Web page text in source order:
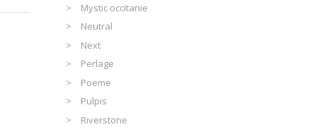
Mystic occitanie
Neutral
Next
Perlage
Poeme
Pulpis
Riverstone